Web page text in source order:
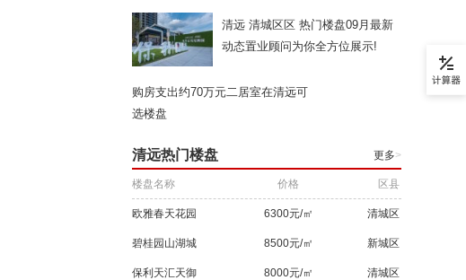
清远 清城区区 热门楼盘09月最新
动态置业顾问为你全方位展示!
购房支出约70万元二居室在清远可
选楼盘
清远热门楼盘 更多>
楼盘名称 价格 区县
欧雅春天花园 6300元/㎡ 清城区
碧桂园山湖城 8500元/㎡ 新城区
保利天汇天御 8000元/㎡ 清城区